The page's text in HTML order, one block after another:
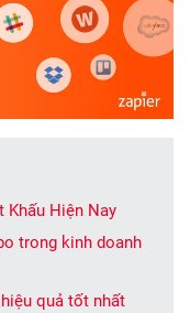
Khấu Hiện Nay
trong kinh doanh
quả tốt nhất